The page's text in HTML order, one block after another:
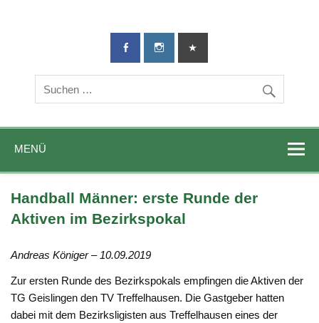
TG-Geislingen
DIE Sportadresse in Geislingen!
MENÜ
Handball Männer: erste Runde der
Aktiven im Bezirkspokal
Andreas Königer – 10.09.2019
Zur ersten Runde des Bezirkspokals empfingen die Aktiven der
TG Geislingen den TV Treffelhausen. Die Gastgeber hatten
dabei mit dem Bezirksligisten aus Treffelhausen eines der